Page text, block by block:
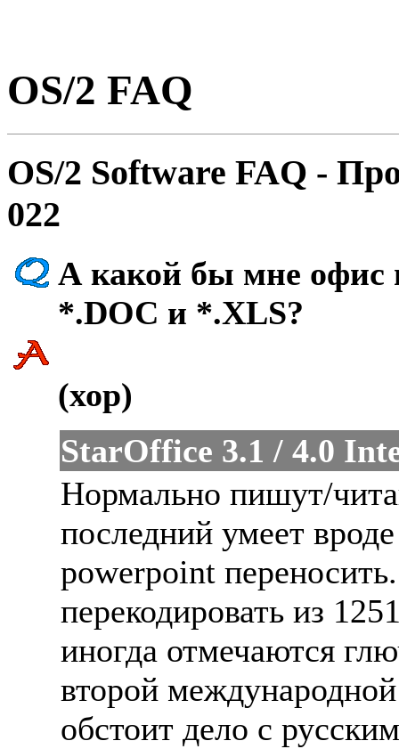
OS/2 FAQ
OS/2 Software FAQ -
022
А какой бы мне офис
*.DOC и *.XLS?
(хор)
StarOffice 3.1 / 4.0
Нормально пишут/
последний умеет
powerpoint
перекодировать из
иногда отмечаются
второй
обстоит дело с